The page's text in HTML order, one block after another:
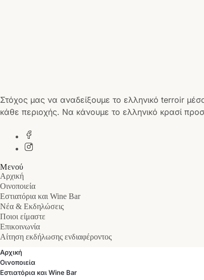
Στόχος μας να αναδείξουμε το ελληνικό terroir
κάθε περιοχής. Να κάνουμε το ελληνικό κρασί
Μενού
Αρχική
Οινοποιεία
Εστιατόρια και Wine Bar
Νέα & Εκδηλώσεις
Ποιοι είμαστε
Επικοινωνία
Αίτηση εκδήλωσης ενδιαφέροντος
Αρχική
Οινοποιεία
Εστιατόρια και Wine Bar